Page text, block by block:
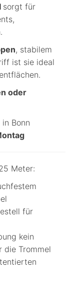
sorgt für
, stabilem
ist sie ideal
oder
Bonn
Meter:
für
kein
die Trommel